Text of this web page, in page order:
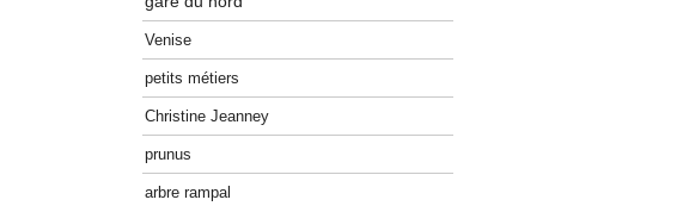
Venise
petits métiers
Christine Jeanney
prunus
arbre rampal